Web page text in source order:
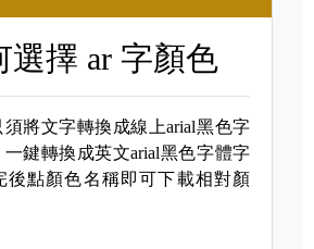
選擇 ar 字顏色
將文字轉換成線上arial黑色字
鍵轉換成英文arial黑色字體字
後點顏色名稱即可下載相對顏